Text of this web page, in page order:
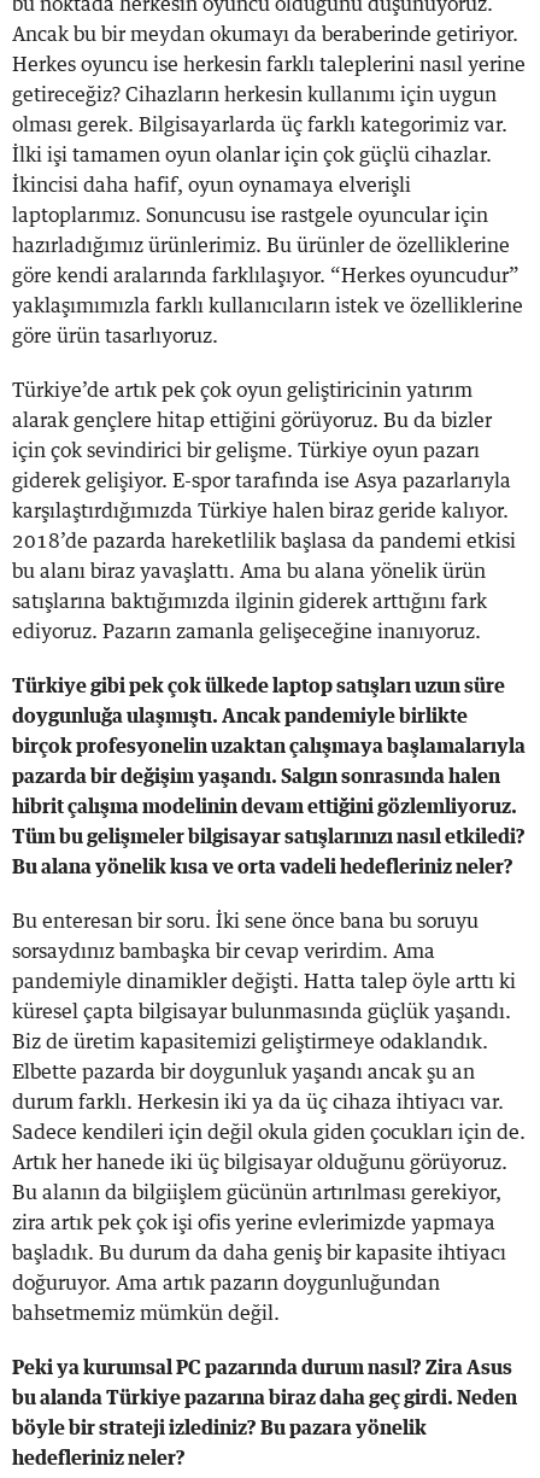
bu noktada herkesin oyuncu olduğunu düşünüyoruz.
Ancak bu bir meydan okumayı da beraberinde getiriyor.
Herkes oyuncu ise herkesin farklı taleplerini nasıl yerine
getireceğiz? Cihazların herkesin kullanımı için uygun
olması gerek. Bilgisayarlarda üç farklı kategorimiz var.
İlki işi tamamen oyun olanlar için çok güçlü cihazlar.
İkincisi daha hafif, oyun oynamaya elverişli
laptoplarımız. Sonuncusu ise rastgele oyuncular için
hazırladığımız ürünlerimiz. Bu ürünler de özelliklerine
göre kendi aralarında farklılaşıyor. “Herkes oyuncudur”
yaklaşımımızla farklı kullanıcıların istek ve özelliklerine
göre ürün tasarlıyoruz.
Türkiye’de artık pek çok oyun geliştiricinin yatırım
alarak gençlere hitap ettiğini görüyoruz. Bu da bizler
için çok sevindirici bir gelişme. Türkiye oyun pazarı
giderek gelişiyor. E-spor tarafında ise Asya pazarlarıyla
karşılaştırdığımızda Türkiye halen biraz geride kalıyor.
2018’de pazarda hareketlilik başlasa da pandemi etkisi
bu alanı biraz yavaşlattı. Ama bu alana yönelik ürün
satışlarına baktığımızda ilginin giderek arttığını fark
ediyoruz. Pazarın zamanla gelişeceğine inanıyoruz.
Türkiye gibi pek çok ülkede laptop satışları uzun süre
doygunluğa ulaşmıştı. Ancak pandemiyle birlikte
birçok profesyonelin uzaktan çalışmaya başlamalarıyla
pazarda bir değişim yaşandı. Salgın sonrasında halen
hibrit çalışma modelinin devam ettiğini gözlemliyoruz.
Tüm bu gelişmeler bilgisayar satışlarınızı nasıl etkiledi?
Bu alana yönelik kısa ve orta vadeli hedefleriniz neler?
Bu enteresan bir soru. İki sene önce bana bu soruyu
sorsaydınız bambaşka bir cevap verirdim. Ama
pandemiyle dinamikler değişti. Hatta talep öyle arttı ki
küresel çapta bilgisayar bulunmasında güçlük yaşandı.
Biz de üretim kapasitemizi geliştirmeye odaklandık.
Elbette pazarda bir doygunluk yaşandı ancak şu an
durum farklı. Herkesin iki ya da üç cihaza ihtiyacı var.
Sadece kendileri için değil okula giden çocukları için de.
Artık her hanede iki üç bilgisayar olduğunu görüyoruz.
Bu alanın da bilgiişlem gücünün artırılması gerekiyor,
zira artık pek çok işi ofis yerine evlerimizde yapmaya
başladık. Bu durum da daha geniş bir kapasite ihtiyacı
doğuruyor. Ama artık pazarın doygunluğundan
bahsetmemiz mümkün değil.
Peki ya kurumsal PC pazarında durum nasıl? Zira Asus
bu alanda Türkiye pazarına biraz daha geç girdi. Neden
böyle bir strateji izlediniz? Bu pazara yönelik
hedefleriniz neler?